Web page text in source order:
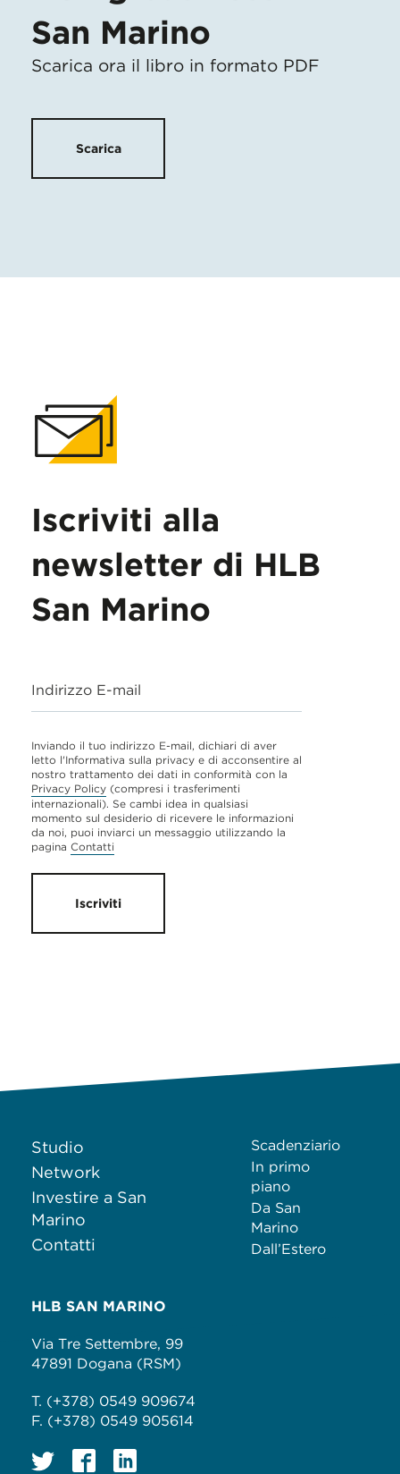
San Marino
Scarica ora il libro in formato PDF
Scarica
Iscriviti alla
newsletter di HLB
San Marino
Indirizzo E-mail
Inviando il tuo indirizzo E-mail, dichiari di aver
letto l'Informativa sulla privacy e di acconsentire al
nostro trattamento dei dati in conformità con la
Privacy Policy (compresi i trasferimenti
internazionali). Se cambi idea in qualsiasi
momento sul desiderio di ricevere le informazioni
da noi, puoi inviarci un messaggio utilizzando la
pagina Contatti
Iscriviti
Studio
Network
Investire a San
Marino
Contatti
Scadenziario
In primo
piano
Da San
Marino
Dall’Estero
HLB SAN MARINO
Via Tre Settembre, 99
47891 Dogana (RSM)
T. (+378) 0549 909674
F. (+378) 0549 905614